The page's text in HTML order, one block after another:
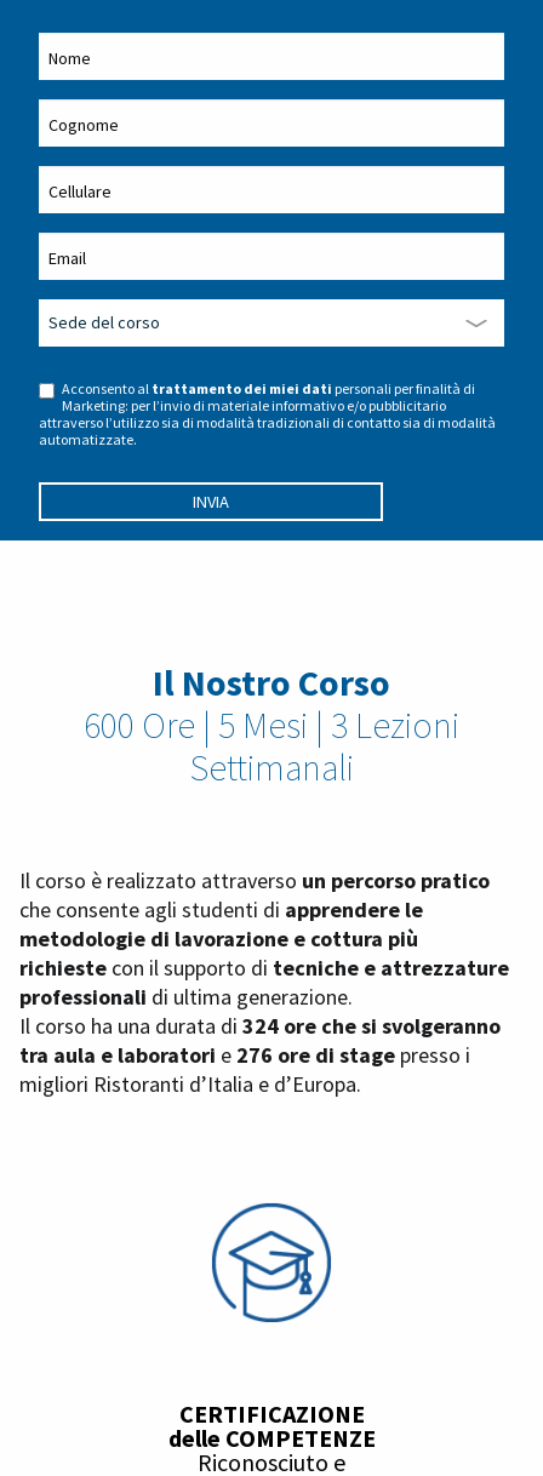
Acconsento al trattamento dei miei dati personali per finalità di
Marketing: per l’invio di materiale informativo e/o pubblicitario
attraverso l’utilizzo sia di modalità tradizionali di contatto sia di modalità
automatizzate.
Il Nostro Corso
600 Ore | 5 Mesi | 3 Lezioni
Settimanali
Il corso è realizzato attraverso un percorso pratico
che consente agli studenti di apprendere le
metodologie di lavorazione e cottura più
richieste con il supporto di tecniche e attrezzature
professionali di ultima generazione.
Il corso ha una durata di 324 ore che si svolgeranno
tra aula e laboratori e 276 ore di stage presso i
migliori Ristoranti d’Italia e d’Europa.
CERTIFICAZIONE
delle COMPETENZE
Riconosciuto e